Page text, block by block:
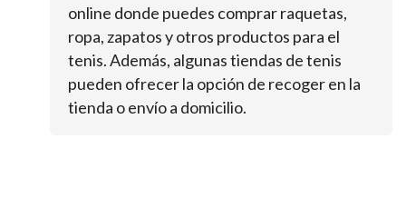
online donde puedes comprar raquetas,
ropa, zapatos y otros productos para el
tenis. Además, algunas tiendas de tenis
pueden ofrecer la opción de recoger en la
tienda o envío a domicilio.